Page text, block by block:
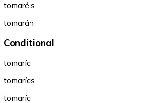
tomaréis
tomarán
Conditional
tomaría
tomarías
tomaría